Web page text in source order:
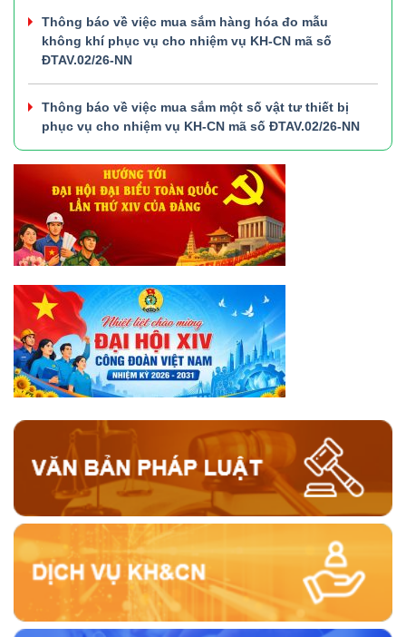
Thông báo về việc mua sắm hàng hóa đo mẫu
không khí phục vụ cho nhiệm vụ KH-CN mã số
ĐTAV.02/26-NN
Thông báo về việc mua sắm một số vật tư thiết bị
phục vụ cho nhiệm vụ KH-CN mã số ĐTAV.02/26-NN